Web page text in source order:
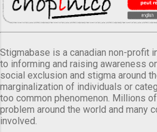
Stigmabase is a canadian non-profit
to informing and raising awareness
social exclusion and stigma around
marginalization of individuals or
too common phenomenon. Millions
problem around the world and many
involved.